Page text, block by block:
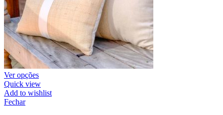
Ver opções
Quick view
Add to wishlist
Fechar